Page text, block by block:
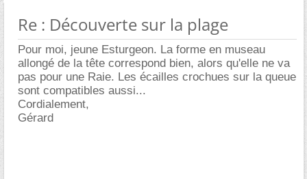
Re : Découverte sur la plage
Pour moi, jeune Esturgeon. La forme en museau
allongé de la tête correspond bien, alors qu'elle ne va
pas pour une Raie. Les écailles crochues sur la queue
sont compatibles aussi...
Cordialement,
Gérard